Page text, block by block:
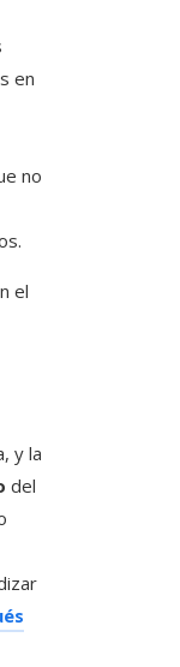
en
no
el
y la
del